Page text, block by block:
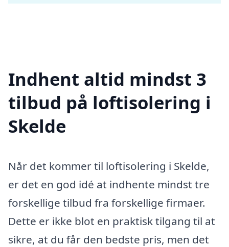
Indhent altid mindst 3
tilbud på loftisolering i
Skelde
Når det kommer til loftisolering i Skelde,
er det en god idé at indhente mindst tre
forskellige tilbud fra forskellige firmaer.
Dette er ikke blot en praktisk tilgang til at
sikre, at du får den bedste pris, men det